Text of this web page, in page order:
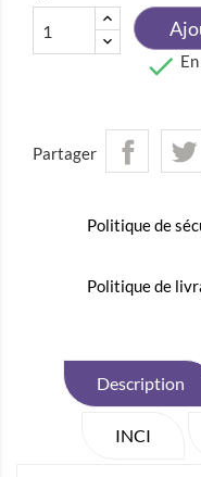

Partager
Politique de
Politique de
Description
INCI